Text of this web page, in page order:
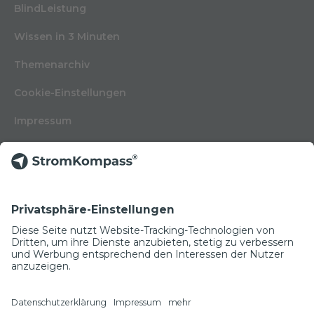
BlindLeistung
Wissen in 3 Minuten
Themenarchiv
Cookie-Einstellungen
Impressum
Kontakt
Glossar